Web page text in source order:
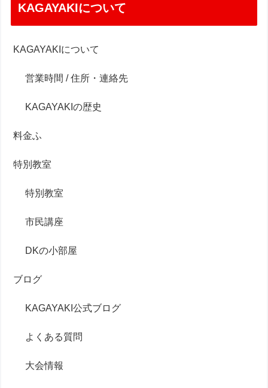
KAGAYAKIについて
KAGAYAKIについて
営業時間 / 住所・連絡先
KAGAYAKIの歴史
料金ふ
特別教室
特別教室
市民講座
DKの小部屋
ブログ
KAGAYAKI公式ブログ
よくある質問
大会情報